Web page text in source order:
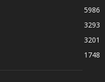
5986
3293
3201
1748